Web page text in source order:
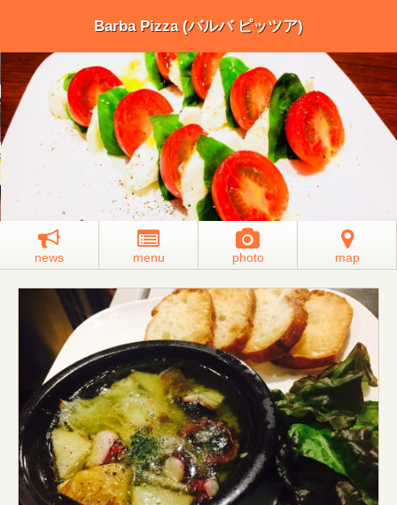
Barba Pizza (バルバ ピッツア)
news menu photo map